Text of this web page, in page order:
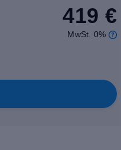
419 €
MwSt. 0%